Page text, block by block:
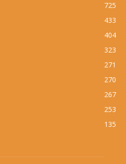
725
433
404
323
271
270
267
253
135